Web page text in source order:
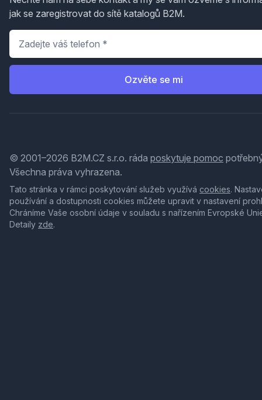
jak se zaregistrovat do sítě katalogů B2M.
Telefon
Ozvěte se mi
© 2001–2026 B2M.CZ s.r.o. ráda poskytuje pomoc
Všechna práva vyhrazena.
Tato stránka v rámci poskytování služeb využívá cookies.
používání a dostupnosti cookies můžete upravit v nastavení
Chráníme Vaše osobní údaje v souladu s nařízením Evropské
Detaily zde.